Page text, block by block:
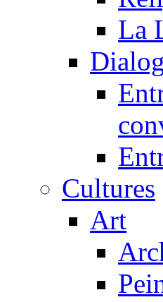
La
Cultures
Art